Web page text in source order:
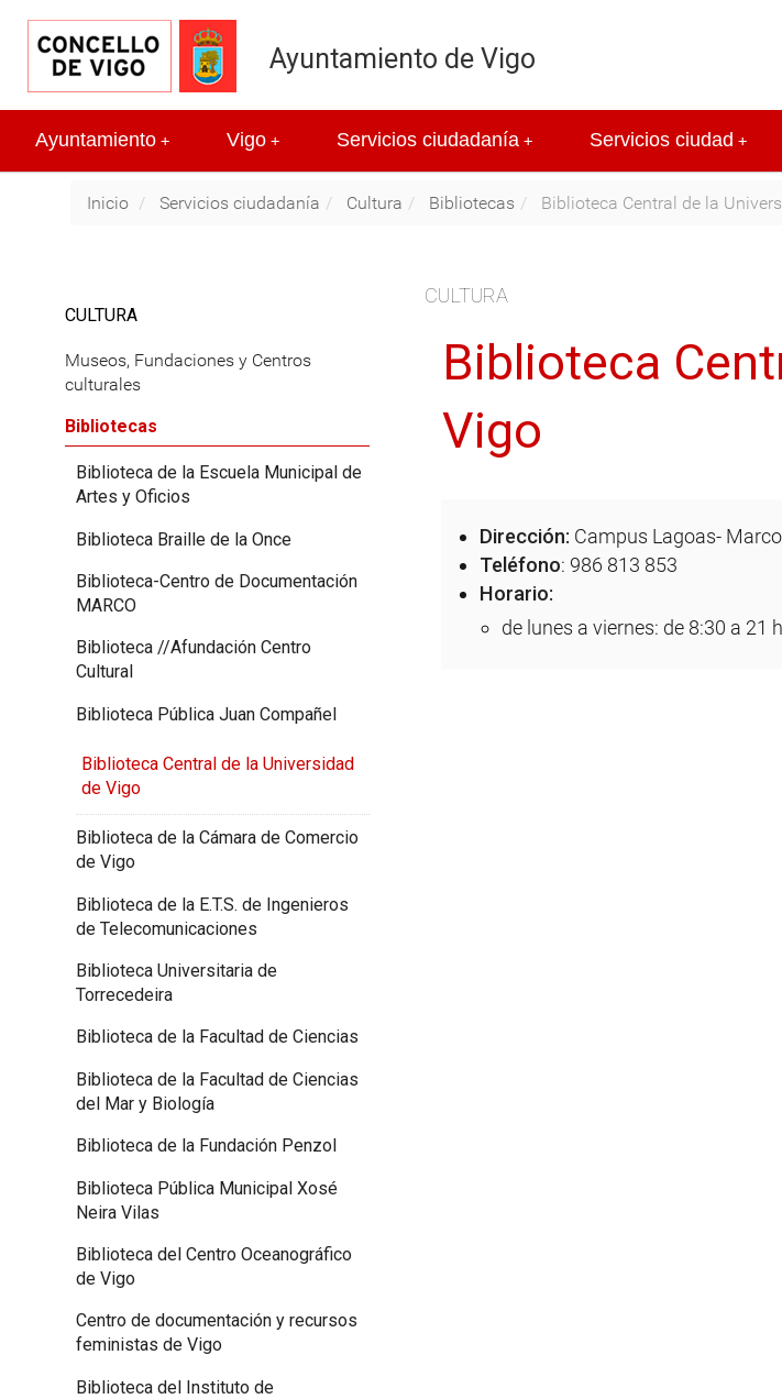
Ayuntamiento de Vigo
+
Ayuntamiento +
Vigo +
Servicios ciudadanía +
Servicios ciudad
Inicio Servicios ciudadanía Cultura Bibliotecas Biblioteca Central de la
CULTURA
Biblioteca
Vigo
Dirección: Campus Lagoas-
Teléfono: 986 813 853
Horario:
de lunes a viernes: de 8:30 a 21
CULTURA
Museos, Fundaciones y Centros
culturales
Bibliotecas
Biblioteca de la Escuela Municipal de
Artes y Oficios
Biblioteca Braille de la Once
Biblioteca-Centro de Documentación
MARCO
Biblioteca //Afundación Centro
Cultural
Biblioteca Pública Juan Compañel
Biblioteca Central de la Universidad
de Vigo
Biblioteca de la Cámara de Comercio
de Vigo
Biblioteca de la E.T.S. de Ingenieros
de Telecomunicaciones
Biblioteca Universitaria de
Torrecedeira
Biblioteca de la Facultad de Ciencias
Biblioteca de la Facultad de Ciencias
del Mar y Biología
Biblioteca de la Fundación Penzol
Biblioteca Pública Municipal Xosé
Neira Vilas
Biblioteca del Centro Oceanográfico
de Vigo
Centro de documentación y recursos
feministas de Vigo
Biblioteca del Instituto de